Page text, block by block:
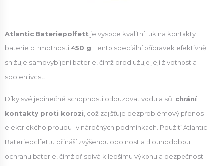
Atlantic Bateriepolfett je vysoce kvalitní tuk na kontakty
baterie o hmotnosti 450 g . Tento speciální přípravek efektivně
snižuje samovybíjení baterie, čímž prodlužuje její životnost a
spolehlivost.
Díky své jedinečné schopnosti odpuzovat vodu a sůl chrání
kontakty proti korozi , což zajišťuje bezproblémový přenos
elektrického proudu i v náročných podmínkách. Použití Atlantic
Bateriepolfettu přináší zvýšenou odolnost a dlouhodobou
ochranu baterie, čímž přispívá k lepšímu výkonu a bezpečnosti